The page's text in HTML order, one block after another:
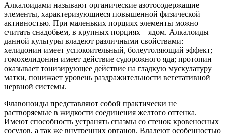
Алкалоидами называют органические азотосодержащие
элементы, характеризующиеся повышенной физической
активностью. При маленьких порциях элементы можно
считать снадобьем, в крупных порциях – ядом. Алкалоиды
данной культуры владеют различными свойствами:
хелидонин имеет успокоительный, болеутоляющий эффект;
гомохелидонин имеет действие судорожного яда; протопин
оказывает тонизирующее действие на гладкую мускулатуру
матки, понижает уровень раздражительности вегетативной
нервной системы.
Флавоноиды представляют собой практически не
растворяемые в жидкости соединения желтого оттенка.
Имеют способность устранять спазмы со стенок кровеносных
сосудов, а так же внутренних органов. Владеют особенностью